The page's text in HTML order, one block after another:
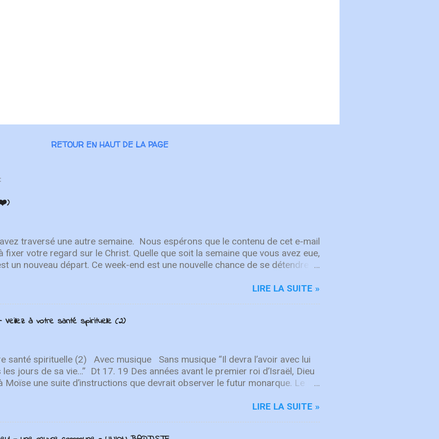
RETOUR EN HAUT DE LA PAGE
traversé une autre semaine. ⁣ Nous espérons que le contenu de cet e-mail
fixer votre regard sur le Christ. Quelle que soit la semaine que vous avez eue,
un nouveau départ. Ce week-end est une nouvelle chance de se détendre et
haut, où Christ est assis à la droite de Dieu. Ayez l'esprit sur les choses d'en
You" , une toute nouvelle chanson qui fait place à l'adoration et à la
Le deuxième single de leur prochain EP de printemps "Here's To The One
qui nous ramène à notre Sauveur...
LIRE LA SUITE »
à votre santé spirituelle (2)
santé spirituelle (2) Avec musique Sans musique “Il devra l’avoir avec lui
jours de sa vie…” Dt 17. 19 Des années avant le premier roi d’Israël, Dieu
Moïse une suite d’instructions que devrait observer le futur monarque. Le
et que tu diras : ‘Je veux placer un roi à ma tête, comme toutes les
LIRE LA SUITE »